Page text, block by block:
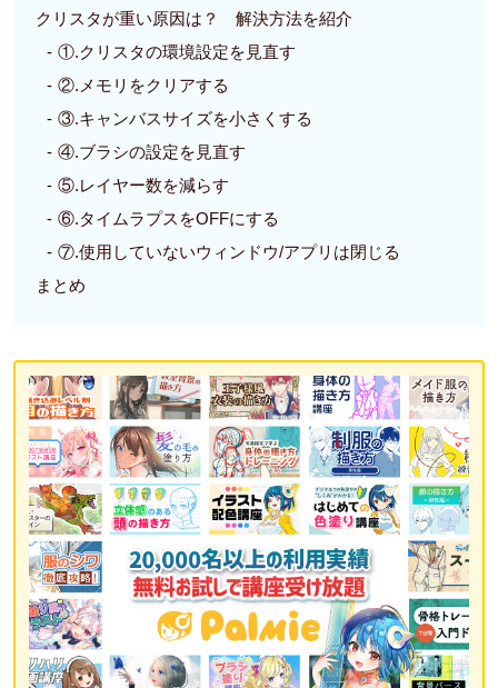
クリスタが重い原因は？ 解決方法を紹介
①.クリスタの環境設定を見直す
②.メモリをクリアする
③.キャンバスサイズを小さくする
④.ブラシの設定を見直す
⑤.レイヤー数を減らす
⑥.タイムラプスをOFFにする
⑦.使用していないウィンドウ/アプリは閉じる
まとめ